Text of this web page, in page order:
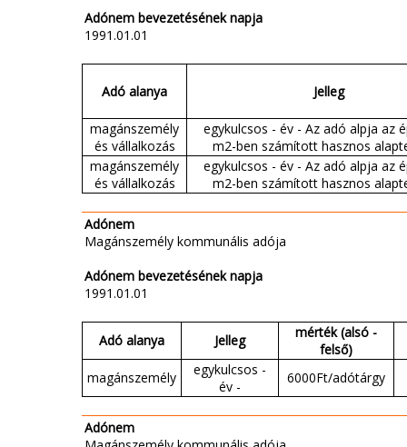
Adónem bevezetésének napja
1991.01.01
Adó alanya Jelleg
magánszemély
és vállalkozás
egykulcsos - év - Az adó alpja az
m2-ben számított hasznos
magánszemély
és vállalkozás
egykulcsos - év - Az adó alpja az
m2-ben számított hasznos
Adónem
Magánszemély kommunális adója
Adónem bevezetésének napja
1991.01.01
Adó alanya Jelleg
mérték (alsó -
felső)
magánszemély
egykulcsos -
év -
6000Ft/adótárgy
Adónem